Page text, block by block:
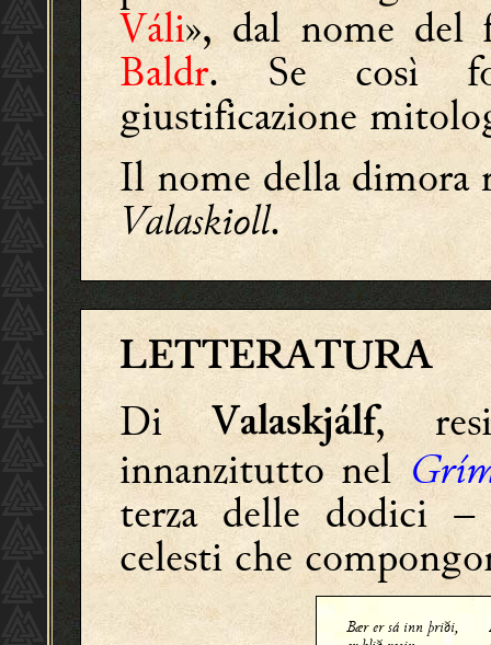
Váli», dal nome
Baldr. Se così
giustificazione
Il nome della dimora
Valaskioll.
LETTERATURA
DiValaskjálf,
innanzitutto nel
terza delle dodici
celesti che
Bær er sá inn þriði,